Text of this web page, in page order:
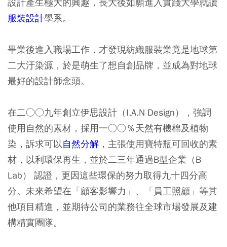
服裝設計學系。
畢業後進入職場工作，才發現紡織服裝業竟是地球第
二大汙染源，於是萌生了想自創品牌，並成為對地球
最好的設計師念頭。
在二○○九年創立伊思設計（I.A.N Design），強調
使用自然的素材，採用一○○％天然有機棉及植物
染，訴求可以自然分解 ，主張使用寶特瓶可回收的素
材，以利環保再生，並於二三年通過B型企業（B
Lab） 認證，更因這些環保的努力取得九十四分高
分。未來希望在「顧客影響力」、「員工照顧」等其
他項目精進，並期待公司的業務往全球市場發展及建
構精實團隊。